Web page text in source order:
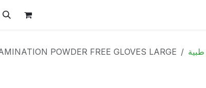
POWDER FREE GLOVES LARGE